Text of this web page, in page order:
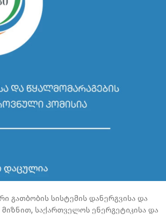
გათბობის სისტემის დანერგვისა და
საქართველოს ენერგეტიკისა და